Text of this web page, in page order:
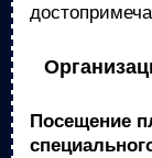
Посещение